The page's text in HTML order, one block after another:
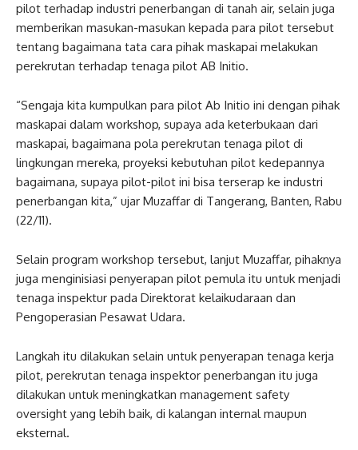
pilot terhadap industri penerbangan di tanah air, selain juga
memberikan masukan-masukan kepada para pilot tersebut
tentang bagaimana tata cara pihak maskapai melakukan
perekrutan terhadap tenaga pilot AB Initio.
“Sengaja kita kumpulkan para pilot Ab Initio ini dengan pihak
maskapai dalam workshop, supaya ada keterbukaan dari
maskapai, bagaimana pola perekrutan tenaga pilot di
lingkungan mereka, proyeksi kebutuhan pilot kedepannya
bagaimana, supaya pilot-pilot ini bisa terserap ke industri
penerbangan kita,” ujar Muzaffar di Tangerang, Banten, Rabu
(22/11).
Selain program workshop tersebut, lanjut Muzaffar, pihaknya
juga menginisiasi penyerapan pilot pemula itu untuk menjadi
tenaga inspektur pada Direktorat kelaikudaraan dan
Pengoperasian Pesawat Udara.
Langkah itu dilakukan selain untuk penyerapan tenaga kerja
pilot, perekrutan tenaga inspektor penerbangan itu juga
dilakukan untuk meningkatkan management safety
oversight yang lebih baik, di kalangan internal maupun
eksternal.